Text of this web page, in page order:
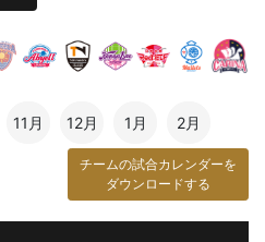
11月 12月 1月 2月
チームの試合カレンダーを
ダウンロードする